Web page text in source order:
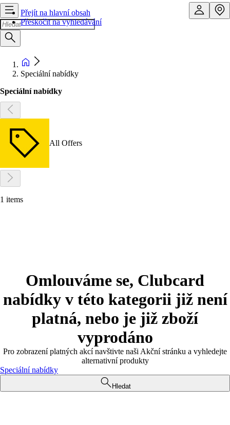
Přejít na hlavní obsah
Přeskočit na vyhledávání
Speciální nabídky
Speciální nabídky
All Offers
1 items
Omlouváme se, Clubcard
nabídky v této kategorii již není
platná, nebo je již zboží
vyprodáno
Pro zobrazení platných akcí navštivte naši Akční stránku a vyhledejte
alternativní produkty
Speciální nabídky
Hledat